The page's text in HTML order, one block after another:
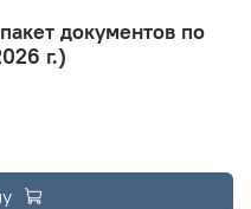
документов по
г.)